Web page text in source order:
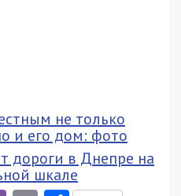
не только
и его дом: фото
дороги в Днепре на
шкале